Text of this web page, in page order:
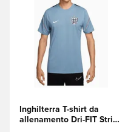
Inghilterra T-shirt da
allenamento Dri-FIT Strike